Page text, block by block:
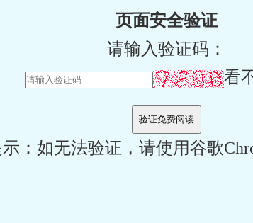
页面安全验证
请输入验证码：
看
：如无法验证，请使用谷歌